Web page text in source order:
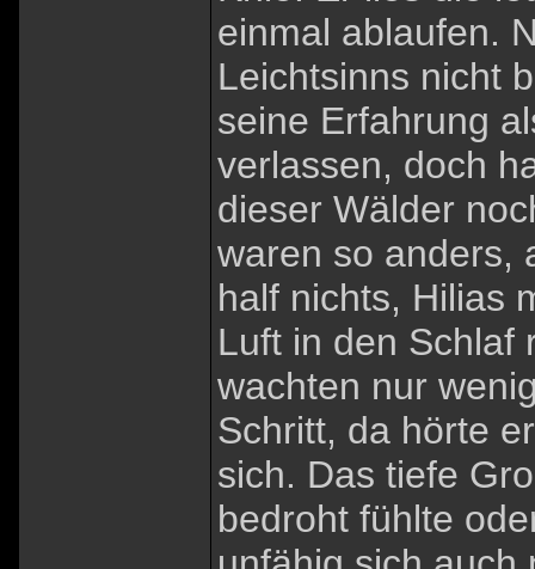
einmal ablaufen.
Leichtsinns nicht
seine Erfahrung
verlassen, doch
dieser Wälder
waren so anders,
half nichts, Hilias
Luft in den Schlaf
wachten nur
Schritt, da hörte
sich. Das tiefe
bedroht fühlte